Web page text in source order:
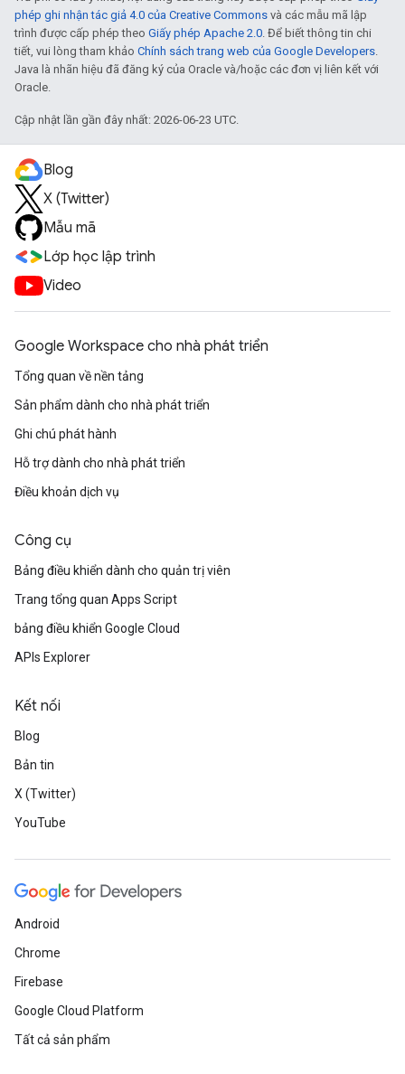
phép ghi nhận tác giả 4.0 của Creative Commons và các mẫu mã lập
trình được cấp phép theo Giấy phép Apache 2.0. Để biết thông tin chi
tiết, vui lòng tham khảo Chính sách trang web của Google Developers.
Java là nhãn hiệu đã đăng ký của Oracle và/hoặc các đơn vị liên kết với
Oracle.
Cập nhật lần gần đây nhất: 2026-06-23 UTC.
Blog
X (Twitter)
Mẫu mã
Lớp học lập trình
Video
Google Workspace cho nhà phát triển
Tổng quan về nền tảng
Sản phẩm dành cho nhà phát triển
Ghi chú phát hành
Hỗ trợ dành cho nhà phát triển
Điều khoản dịch vụ
Công cụ
Bảng điều khiển dành cho quản trị viên
Trang tổng quan Apps Script
bảng điều khiển Google Cloud
APIs Explorer
Kết nối
Blog
Bản tin
X (Twitter)
YouTube
Android
Chrome
Firebase
Google Cloud Platform
Tất cả sản phẩm